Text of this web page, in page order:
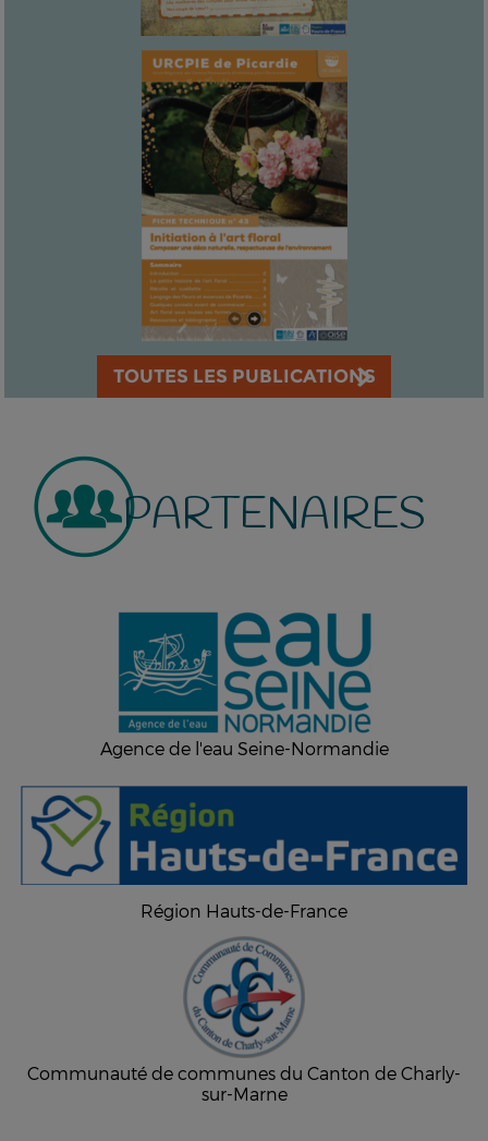
TOUTES LES PUBLICATIONS
PARTENAIRES
Agence de l'eau Seine-Normandie
Région Hauts-de-France
Communauté de communes du Canton de Charly-
sur-Marne